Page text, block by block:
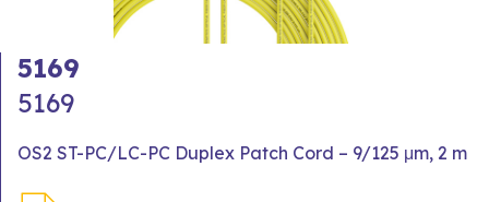
5169
5169
OS2 ST-PC/LC-PC Duplex Patch Cord – 9/125 μm, 2 m